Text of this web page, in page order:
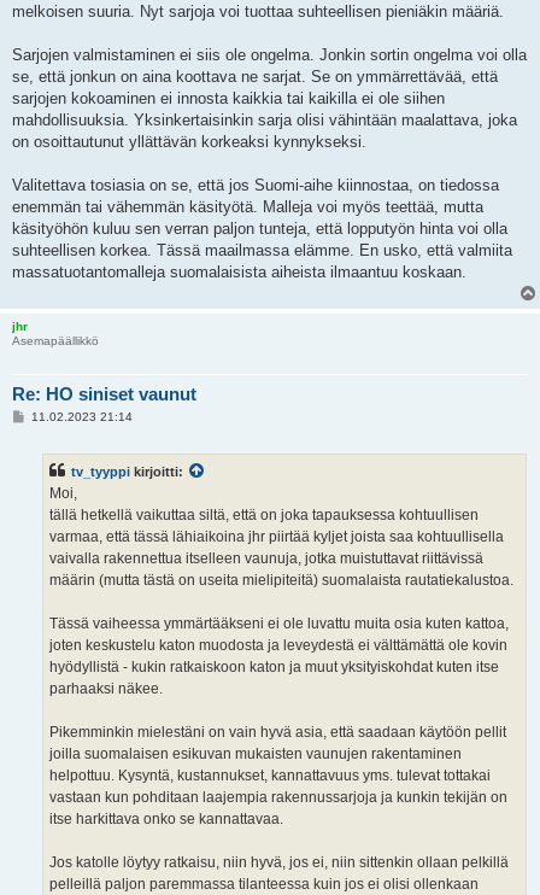
melkoisen suuria. Nyt sarjoja voi tuottaa suhteellisen pieniäkin määriä.
Sarjojen valmistaminen ei siis ole ongelma. Jonkin sortin ongelma voi olla
se, että jonkun on aina koottava ne sarjat. Se on ymmärrettävää, että
sarjojen kokoaminen ei innosta kaikkia tai kaikilla ei ole siihen
mahdollisuuksia. Yksinkertaisinkin sarja olisi vähintään maalattava, joka
on osoittautunut yllättävän korkeaksi kynnykseksi.
Valitettava tosiasia on se, että jos Suomi-aihe kiinnostaa, on tiedossa
enemmän tai vähemmän käsityötä. Malleja voi myös teettää, mutta
käsityöhön kuluu sen verran paljon tunteja, että lopputyön hinta voi olla
suhteellisen korkea. Tässä maailmassa elämme. En usko, että valmiita
massatuotantomalleja suomalaisista aiheista ilmaantuu koskaan.
jhr
Asemapäällikkö
Re: HO siniset vaunut
V11.02.2023 21:14
tv_tyyppi kirjoitti:
Moi,
tällä hetkellä vaikuttaa siltä, että on joka tapauksessa kohtuullisen
varmaa, että tässä lähiaikoina jhr piirtää kyljet joista saa kohtuullisella
vaivalla rakennettua itselleen vaunuja, jotka muistuttavat riittävissä
määrin (mutta tästä on useita mielipiteitä) suomalaista rautatiekalustoa.
Tässä vaiheessa ymmärtääkseni ei ole luvattu muita osia kuten kattoa,
joten keskustelu katon muodosta ja leveydestä ei välttämättä ole kovin
hyödyllistä - kukin ratkaiskoon katon ja muut yksityiskohdat kuten itse
parhaaksi näkee.
Pikemminkin mielestäni on vain hyvä asia, että saadaan käytöön pellit
joilla suomalaisen esikuvan mukaisten vaunujen rakentaminen
helpottuu. Kysyntä, kustannukset, kannattavuus yms. tulevat tottakai
vastaan kun pohditaan laajempia rakennussarjoja ja kunkin tekijän on
itse harkittava onko se kannattavaa.
Jos katolle löytyy ratkaisu, niin hyvä, jos ei, niin sittenkin ollaan pelkillä
pelleillä paljon paremmassa tilanteessa kuin jos ei olisi ollenkaan